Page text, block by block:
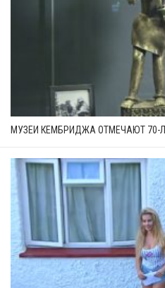
МУЗЕИ КЕМБРИДЖА ОТМЕЧАЮТ 70-